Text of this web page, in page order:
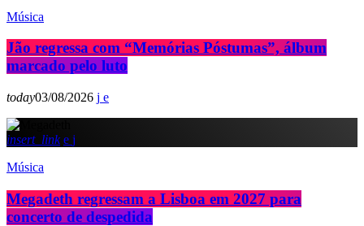
Música
Jão regressa com “Memórias Póstumas”, álbum
marcado pelo luto
today03/08/2026
insert_link
Música
Megadeth regressam a Lisboa em 2027 para
concerto de despedida